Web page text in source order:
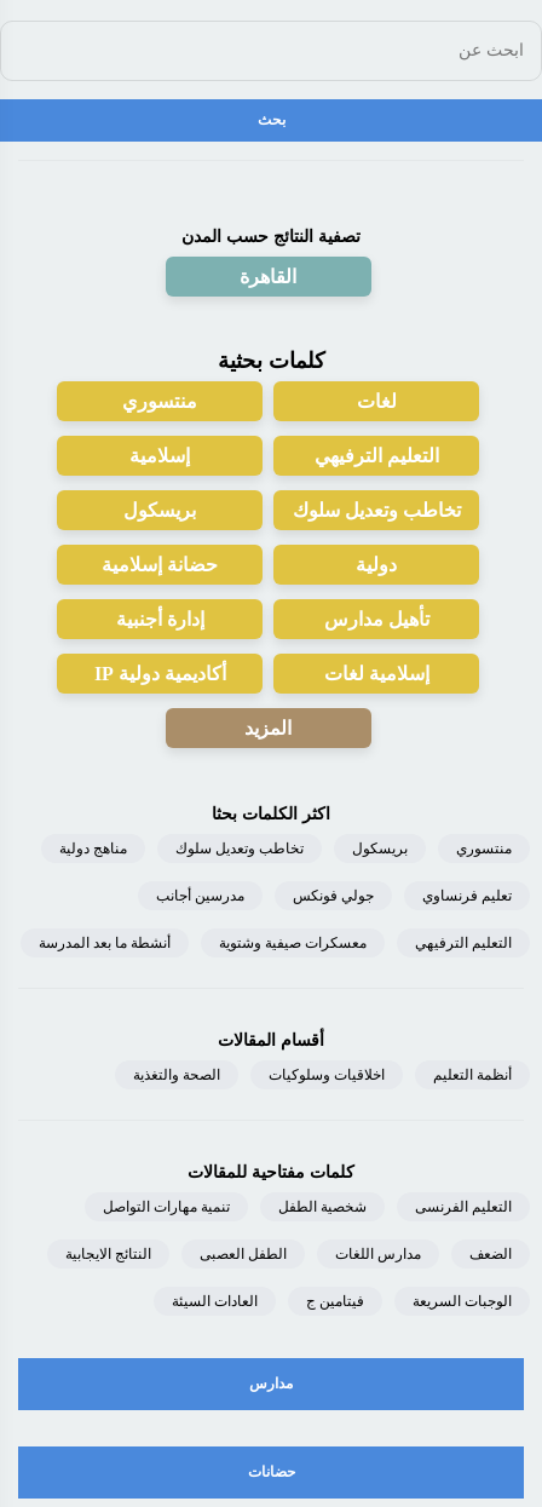
تصفية النتائج حسب المدن
القاهرة
كلمات بحثية
لغات منتسوري
التعليم الترفيهي إسلامية
تخاطب وتعديل سلوك بريسكول
دولية حضانة إسلامية
تأهيل مدارس إدارة أجنبية
إسلامية لغات أكاديمية دولية IP
المزيد
اكثر الكلمات بحثا
منتسوري بريسكول تخاطب وتعديل سلوك مناهج دولية
تعليم فرنساوي جولي فونكس مدرسين أجانب
التعليم الترفيهي معسكرات صيفية وشتوية أنشطة ما بعد المدرسة
أقسام المقالات
أنظمة التعليم اخلاقيات وسلوكيات الصحة والتغذية
كلمات مفتاحية للمقالات
التعليم الفرنسى شخصية الطفل تنمية مهارات التواصل
الضعف مدارس اللغات الطفل العصبى النتائج الايجابية
الوجبات السريعة فيتامين ج العادات السيئة
مدارس
حضانات